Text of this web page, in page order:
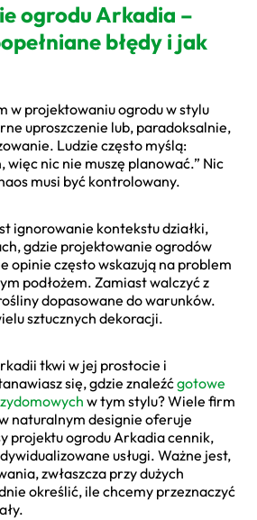
ogrodu Arkadia –
błędy i jak
w projektowaniu ogrodu w stylu
uproszczenie lub, paradoksalnie,
Ludzie często myślą:
więc nic nie muszę planować.” Nic
musi być kontrolowany.
ignorowanie kontekstu działki,
gdzie projektowanie ogrodów
opinie często wskazują na problem
podłożem. Zamiast walczyć z
dopasowane do warunków.
sztucznych dekoracji.
tkwi w jej prostocie i
się, gdzie znaleźćgotowe
w tym stylu? Wiele firm
naturalnym designie oferuje
projektu ogrodu Arkadia cennik,
usługi. Ważne jest,
zwłaszcza przy dużych
określić, ile chcemy przeznaczyć